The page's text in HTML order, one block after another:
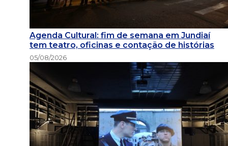
Agenda Cultural: fim de semana em Jundiaí
tem teatro, oficinas e contação de histórias
05/08/2026